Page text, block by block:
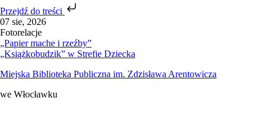
Przejdź do treści
Skip
to
content
07 sie, 2026
Fotorelacje
„Papier mache i rzeźby”
„Książkobudzik” w Strefie Dziecka
Miejska Biblioteka Publiczna im. Zdzisława Arentowicza
we Włocławku